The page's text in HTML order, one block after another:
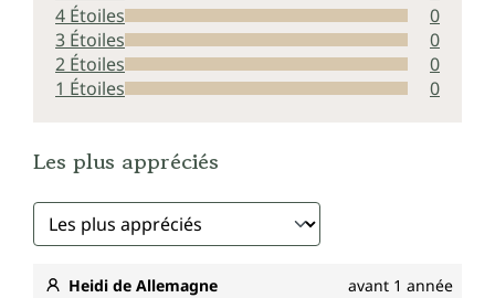
4 Étoiles
0
3 Étoiles
0
2 Étoiles
0
1 Étoiles
0
Les plus appréciés
Heidi de Allemagne avant 1 année